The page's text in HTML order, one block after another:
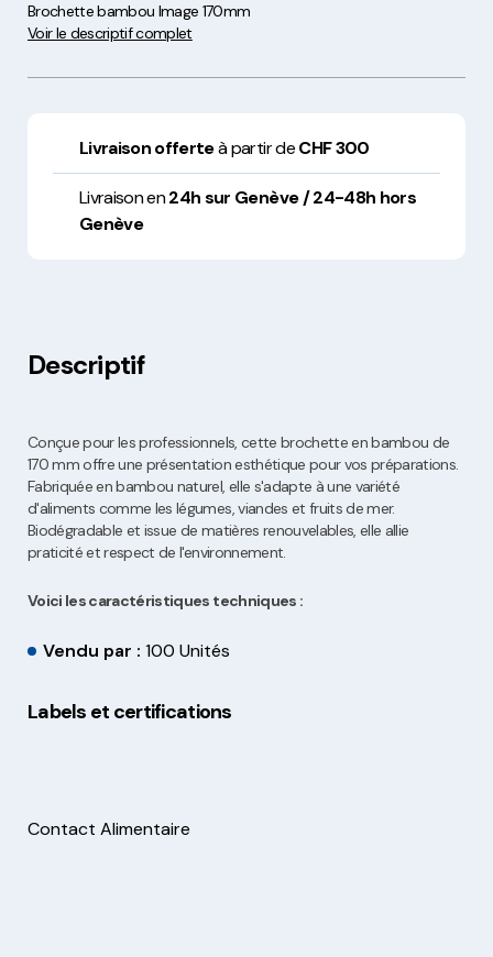
Brochette bambou Image 170mm
Voir le descriptif complet
Livraison offerteà partir deCHF 300
Livraison en24h sur Genève / 24-48h hors
Genève
Descriptif
Conçue pour les professionnels, cette brochette en bambou de
170 mm offre une présentation esthétique pour vos préparations.
Fabriquée en bambou naturel, elle s'adapte à une variété
d'aliments comme les légumes, viandes et fruits de mer.
Biodégradable et issue de matières renouvelables, elle allie
praticité et respect de l'environnement.
Voici les caractéristiques techniques :
Vendu par : 100 Unités
Labels et certifications
Contact Alimentaire